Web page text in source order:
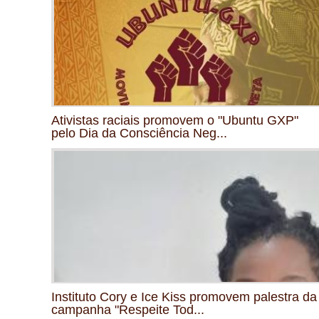
Ativistas raciais promovem o "Ubuntu GXP"
pelo Dia da Consciência Neg...
Instituto Cory e Ice Kiss promovem palestra da
campanha "Respeite Tod...